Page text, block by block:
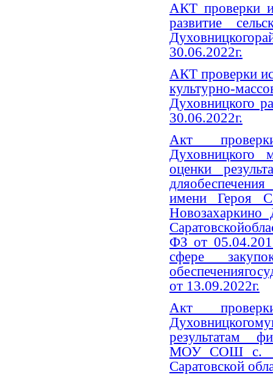
АКТ проверки
развитие
30.06.2022г.
АКТ проверки
культурно-
Духовницкого
30.06.2022г.
Акт
Духовницкого
оценки
имени Героя
Новозахаркино
ФЗ от
сфере
от 13.09.2022г.
Акт
результатам
МОУ СОШ с.
Саратовской